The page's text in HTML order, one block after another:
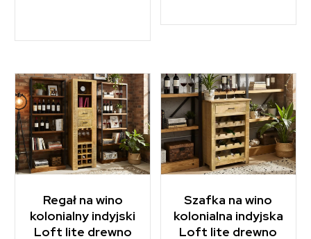
Regał na wino
kolonialny indyjski
Loft lite drewno
Szafka na wino
kolonialna indyjska
Loft lite drewno